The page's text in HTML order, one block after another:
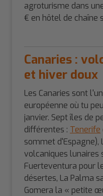
agroturisme dans
€ en hôtel de chaîne
Canaries :
et hiver doux
Les Canaries sont
européenne où tu
janvier. Sept îles de
différentes : Tenerife
sommet d'Espagne),
volcaniques lunaires
Fuerteventura pour
désertes, La Palma
Gomera la « petite